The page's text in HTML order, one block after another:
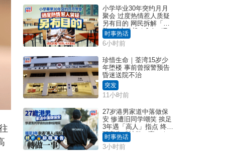
小学毕业30年突约月月
聚会 过度热情惹人质疑
另有目的 网民拆解「扮
熟」4大动机｜Juicy叮
时事热话
6小时前
珍惜生命｜荃湾15岁少
年堕楼 事前曾报警预告
昏迷送院不治
突发
11小时前
27岁港男家道中落做保
安 惨遭旧同学嘲笑 挨足
3年遇「高人」指点 终辞
职宣告「转做一事」｜
Juicy叮
时事热话
3小时前